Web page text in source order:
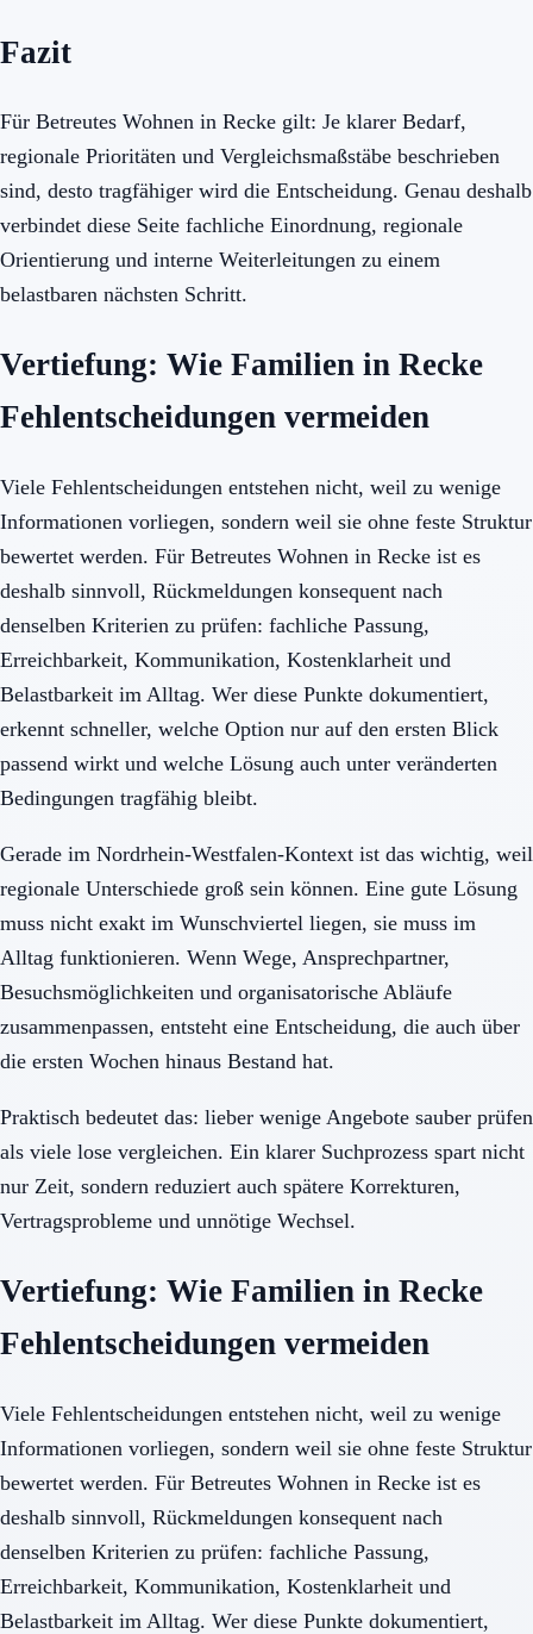
Fazit
Für Betreutes Wohnen in Recke gilt: Je klarer Bedarf,
regionale Prioritäten und Vergleichsmaßstäbe beschrieben
sind, desto tragfähiger wird die Entscheidung. Genau deshalb
verbindet diese Seite fachliche Einordnung, regionale
Orientierung und interne Weiterleitungen zu einem
belastbaren nächsten Schritt.
Vertiefung: Wie Familien in Recke
Fehlentscheidungen vermeiden
Viele Fehlentscheidungen entstehen nicht, weil zu wenige
Informationen vorliegen, sondern weil sie ohne feste Struktur
bewertet werden. Für Betreutes Wohnen in Recke ist es
deshalb sinnvoll, Rückmeldungen konsequent nach
denselben Kriterien zu prüfen: fachliche Passung,
Erreichbarkeit, Kommunikation, Kostenklarheit und
Belastbarkeit im Alltag. Wer diese Punkte dokumentiert,
erkennt schneller, welche Option nur auf den ersten Blick
passend wirkt und welche Lösung auch unter veränderten
Bedingungen tragfähig bleibt.
Gerade im Nordrhein-Westfalen-Kontext ist das wichtig, weil
regionale Unterschiede groß sein können. Eine gute Lösung
muss nicht exakt im Wunschviertel liegen, sie muss im
Alltag funktionieren. Wenn Wege, Ansprechpartner,
Besuchsmöglichkeiten und organisatorische Abläufe
zusammenpassen, entsteht eine Entscheidung, die auch über
die ersten Wochen hinaus Bestand hat.
Praktisch bedeutet das: lieber wenige Angebote sauber prüfen
als viele lose vergleichen. Ein klarer Suchprozess spart nicht
nur Zeit, sondern reduziert auch spätere Korrekturen,
Vertragsprobleme und unnötige Wechsel.
Vertiefung: Wie Familien in Recke
Fehlentscheidungen vermeiden
Viele Fehlentscheidungen entstehen nicht, weil zu wenige
Informationen vorliegen, sondern weil sie ohne feste Struktur
bewertet werden. Für Betreutes Wohnen in Recke ist es
deshalb sinnvoll, Rückmeldungen konsequent nach
denselben Kriterien zu prüfen: fachliche Passung,
Erreichbarkeit, Kommunikation, Kostenklarheit und
Belastbarkeit im Alltag. Wer diese Punkte dokumentiert,